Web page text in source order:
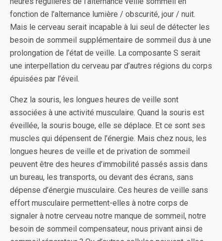
fonction de l’alternance lumière / obscurité, jour / nuit.
Mais le cerveau serait incapable à lui seul de détecter les
besoin de sommeil supplémentaire de sommeil dus à une
prolongation de l’état de veille. La composante S serait
une interpellation du cerveau par d’autres régions du corps
épuisées par l’éveil.
Chez la souris, les longues heures de veille sont
associées à une activité musculaire. Quand la souris est
éveillée, la souris bouge, elle se déplace. Et ce sont ses
muscles qui dépensent de l’énergie. Mais chez nous, les
longues heures de veille et de privation de sommeil
peuvent être des heures d’immobilité passés assis dans
un bureau, les transports, ou devant des écrans, sans
dépense d’énergie musculaire. Ces heures de veille sans
effort musculaire permettent-elles à notre corps de
signaler à notre cerveau notre manque de sommeil, notre
besoin de sommeil compensateur, nous privant ainsi de